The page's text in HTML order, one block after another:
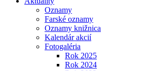
Oznamy
Farské oznamy
Oznamy knižnica
Kalendár akcií
Fotogaléria
Rok 2025
Rok 2024